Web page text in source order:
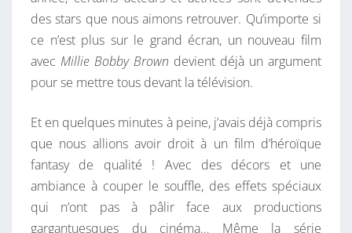
des stars que nous aimons retrouver. Qu’importe si
ce n’est plus sur le grand écran, un nouveau film
avec Millie Bobby Brown devient déjà un argument
pour se mettre tous devant la télévision.
Et en quelques minutes à peine, j’avais déjà compris
que nous allions avoir droit à un film d’héroïque
fantasy de qualité ! Avec des décors et une
ambiance à couper le souffle, des effets spéciaux
qui n’ont pas à pâlir face aux productions
gargantuesques du cinéma… Même la série